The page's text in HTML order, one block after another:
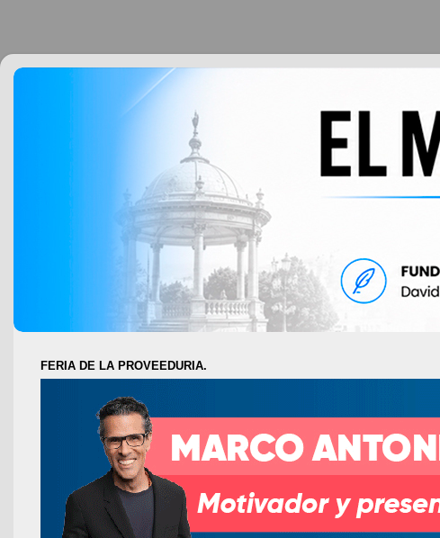
FERIA DE LA PROVEEDURIA.